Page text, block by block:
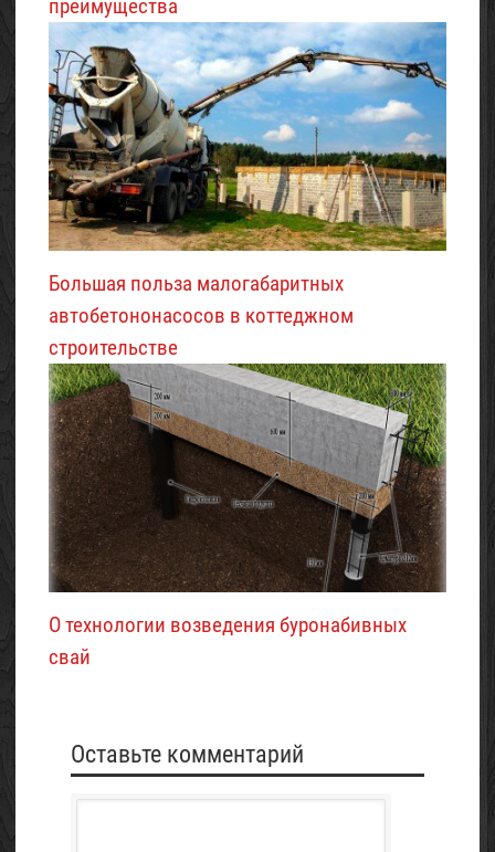
преимущества
Большая польза малогабаритных
автобетононасосов в коттеджном
строительстве
О технологии возведения буронабивных
свай
Оставьте комментарий